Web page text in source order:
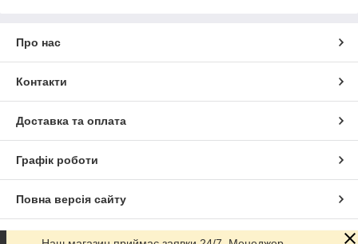
Про нас
Контакти
Доставка та оплата
Графік роботи
Повна версія сайту
Сайт створено на маркетплейсі Prom.ua